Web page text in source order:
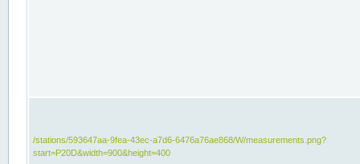
/stations/593647aa-9fea-43ec-a7d6-6476a76ae868/W/measurements.png?
start=P20D&width=900&height=400